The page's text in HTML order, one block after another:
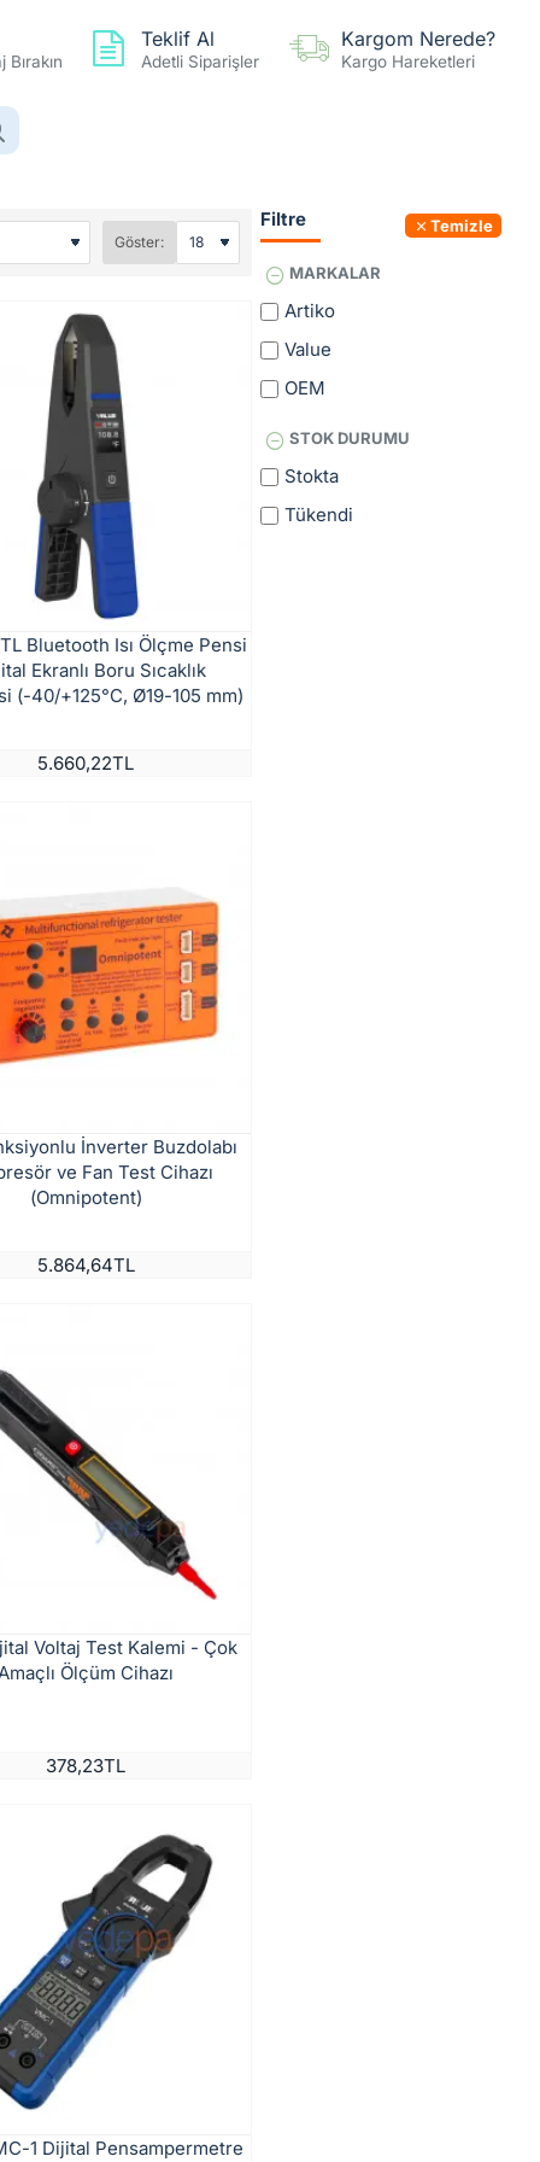
Teklif Al
Adetli Siparişler
Kargom Nerede?
Kargo Hareketleri
Göster:
yeni
Bluetooth Isı Ölçme Pensi
Ekranlı Boru Sıcaklık
(-40/+125°C, Ø19-105 mm)
5.660,22TL
İnverter Buzdolabı
ve Fan Test Cihazı
(Omnipotent)
5.864,64TL
Voltaj Test Kalemi - Çok
Ölçüm Cihazı
378,23TL
1 Dijital Pensampermetre
Filtre Temizle
MARKALAR
Artiko
Value
OEM
STOK DURUMU
Stokta
Tükendi